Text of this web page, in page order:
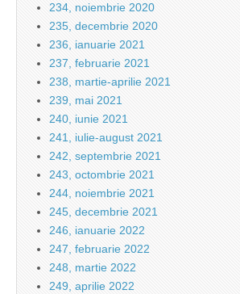
234, noiembrie 2020
235, decembrie 2020
236, ianuarie 2021
237, februarie 2021
238, martie-aprilie 2021
239, mai 2021
240, iunie 2021
241, iulie-august 2021
242, septembrie 2021
243, octombrie 2021
244, noiembrie 2021
245, decembrie 2021
246, ianuarie 2022
247, februarie 2022
248, martie 2022
249, aprilie 2022